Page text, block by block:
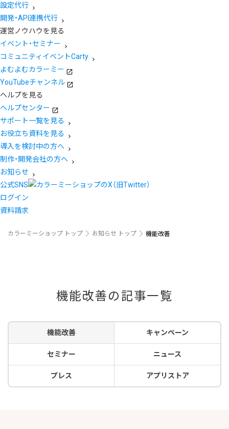
設定代行
開発・API連携代行
運営ノウハウを見る
イベント・セミナー
コミュニティイベントCarty
よむよむカラーミー
YouTubeチャンネル
ヘルプを見る
ヘルプセンター
サポート一覧を見る
お役立ち資料を見る
導入を検討中の方へ
制作・開発会社の方へ
お知らせ
公式SNS
ログイン
資料請求
カラーミーショップ トップ お知らせ トップ 機能改善
機能改善の記事一覧
機能改善 キャンペーン
セミナー ニュース
プレス アプリストア